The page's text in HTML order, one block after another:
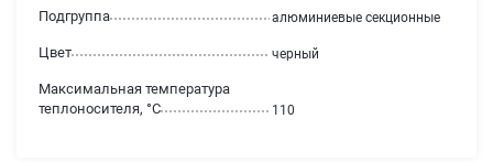
Максимальная температура
теплоносителя, °С
110
Подгруппа алюминиевые секционные
Цвет черный